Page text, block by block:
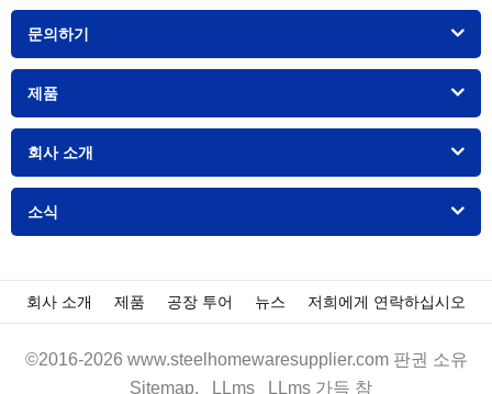
문의하기
제품
회사 소개
소식
회사 소개 제품 공장 투어 뉴스 저희에게 연락하십시오
©2016-2026 www.steelhomewaresupplier.com 판권 소유
Sitemap.
LLms LLms 가득 참